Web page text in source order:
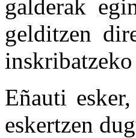
galderak
gelditzen
Eñauti
eskertzen